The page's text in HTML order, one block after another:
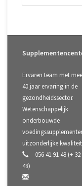
Ervaren team met
40 jaar ervaring in de
gezondheidssector.
Wetenschappelijk
onderbouwde
uitzonderlijke
056 41 91 48 (+
48)